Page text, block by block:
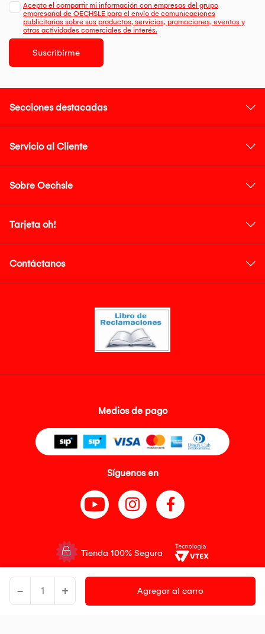
- + Agregar al carro
Acepto el compartir mi información con empresas del grupo
empresarial de OECHSLE para el envío de comunicaciones
publicitarias sobre sus productos, servicios, promociones, eventos y
otras actividades comerciales de interés.
Suscribirme
Secciones destacadas
Servicio al Cliente
Sobre Oechsle
Tarjeta oh!
Contáctanos
Medios de pago
Síguenos en
Tienda 100% Segura
Tiendas Peruanas S.A. R.U.C. Nº 20493020618. Todos los derechos
reservados. Av. Aviación 2405 Piso 3, San Borja
Precios disponibles solo en www.oechsle.pe. Precios online publicados
pueden incluir descuento adicional. Precios sujetos a variaciones sin